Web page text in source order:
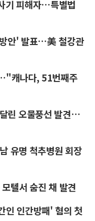
기 피해자…특별법
안' 발표…美 철강관
캐나다, 51번째주
린 오물풍선 발견…
유명 척추병원 회장
텔서 숨진 채 발견
인 인간방패' 혐의 첫